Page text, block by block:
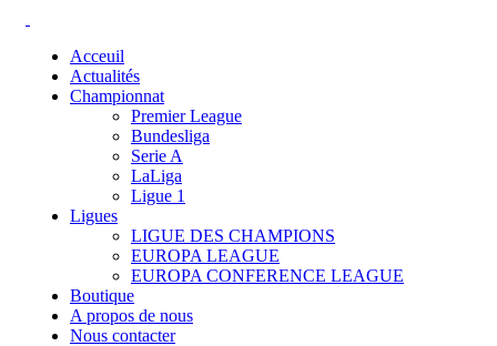
Acceuil
Actualités
Championnat
Premier League
Bundesliga
Serie A
LaLiga
Ligue 1
Ligues
LIGUE DES CHAMPIONS
EUROPA LEAGUE
EUROPA CONFERENCE LEAGUE
Boutique
A propos de nous
Nous contacter